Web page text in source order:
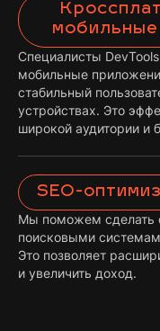
Специалисты
мобильные
стабильный
устройствах. Это
широкой аудитории и
SEO-
Мы поможем сделать
поисковыми
Это позволяет
и увеличить доход.